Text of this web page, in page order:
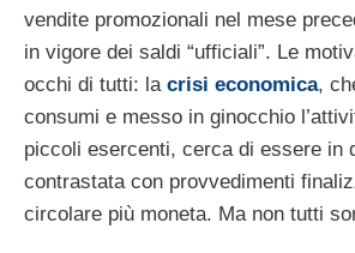
vendite promozionali nel mese
in vigore dei saldi “ufficiali”. Le
occhi di tutti: la crisi economica,
consumi e messo in ginocchio
piccoli esercenti, cerca di essere in
contrastata con provvedimenti
circolare più moneta. Ma non tutti